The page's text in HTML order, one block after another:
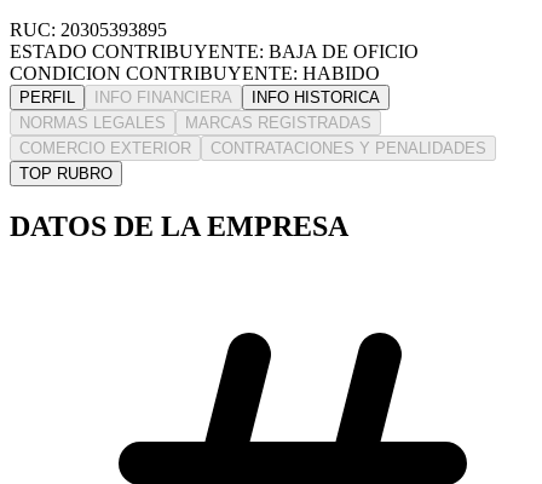
RUC: 20305393895
ESTADO CONTRIBUYENTE: BAJA DE OFICIO
CONDICION CONTRIBUYENTE: HABIDO
PERFIL INFO FINANCIERA
INFO HISTORICA
NORMAS LEGALES
MARCAS REGISTRADAS
COMERCIO EXTERIOR
CONTRATACIONES Y PENALIDADES
TOP RUBRO
DATOS DE LA EMPRESA